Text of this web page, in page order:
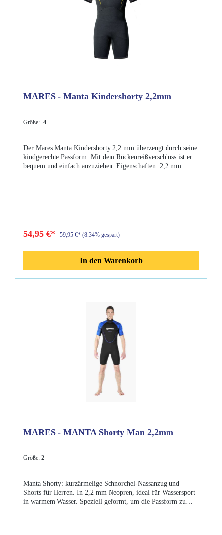
MARES - Manta Kindershorty 2,2mm
Größe: -4
Der Mares Manta Kindershorty 2,2 mm überzeugt durch seine
kindgerechte Passform. Mit dem Rückenreißverschluss ist er
bequem und einfach anzuziehen. Eigenschaften: 2,2 mm
54,95 €* 59,95 €* (8.34% gespart)
In den Warenkorb
MARES - MANTA Shorty Man 2,2mm
Größe: 2
Manta Shorty: kurzärmelige Schnorchel-Nassanzug und
Shorts für Herren. In 2,2 mm Neopren, ideal für Wassersport
in warmem Wasser. Speziell geformt, um die Passform zu